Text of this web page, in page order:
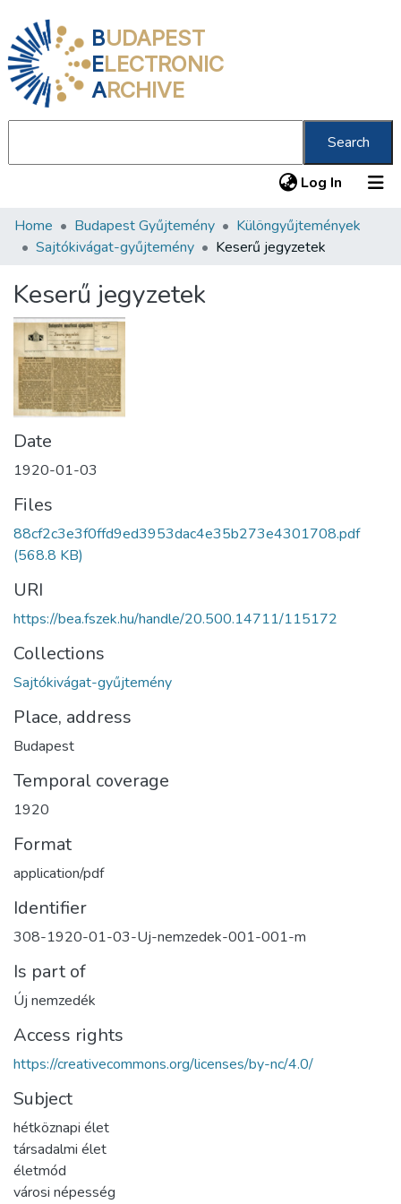
BUDAPEST
ELECTRONIC
ARCHIVE
Search
Log In (current)
Communities & Collections
Statistics
About us
Home Budapest Gyűjtemény
Különgyűjtemények
Sajtókivágat-gyűjtemény
Keserű jegyzetek
Keserű jegyzetek
Date
1920-01-03
Files
88cf2c3e3f0ffd9ed3953dac4e35b273e4301708.pdf
(568.8 KB)
URI
https://bea.fszek.hu/handle/20.500.14711/115172
Collections
Sajtókivágat-gyűjtemény
Place, address
Budapest
Temporal coverage
1920
Format
application/pdf
Identifier
308-1920-01-03-Uj-nemzedek-001-001-m
Is part of
Új nemzedék
Access rights
https://creativecommons.org/licenses/by-nc/4.0/
Subject
hétköznapi élet
társadalmi élet
életmód
városi népesség